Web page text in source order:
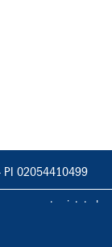
– PI 02054410499
vietata la
totale o parziale.